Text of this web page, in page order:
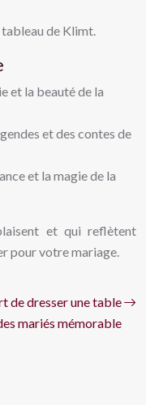
de Klimt.
et la beauté de la
et des contes de
et la magie de la
et qui reflètent
pour votre mariage.
de dresser une table
mariés mémorable